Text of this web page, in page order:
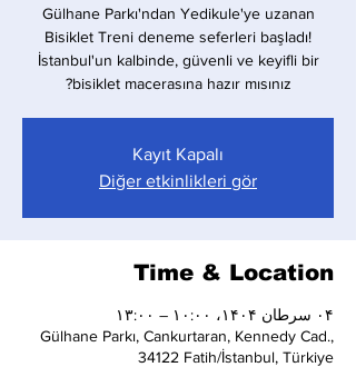
Gülhane Parkı'ndan Yedikule'ye uzanan
Bisiklet Treni deneme seferleri başladı!
İstanbul'un kalbinde, güvenli ve keyifli bir
bisiklet macerasına hazır mısınız?
Kayıt Kapalı
Diğer etkinlikleri gör
Time & Location
۰۴ سرطان ۱۴۰۴، ۱۰:۰۰ – ۱۳:۰۰
Gülhane Parkı, Cankurtaran, Kennedy Cad.,
34122 Fatih/İstanbul, Türkiye